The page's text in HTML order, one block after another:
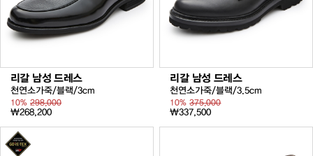
리갈 남성 드레스
천연소가죽/블랙/3cm
10% 298,000
₩268,200
리갈 남성 드레스
천연소가죽/블랙/3.5cm
10%375,000
₩337,500